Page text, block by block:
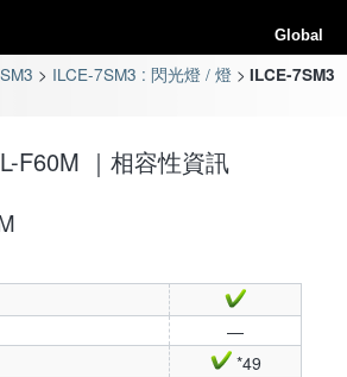
Global
ILCE-7SM3 : 閃光燈 / 燈
ILCE-7SM3
F60M ｜相容性資訊
—
*49